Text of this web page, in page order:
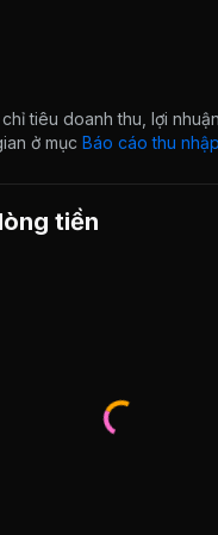
tiêu doanh thu, lợi
ở mục Báo cáo thu nhập
tiền